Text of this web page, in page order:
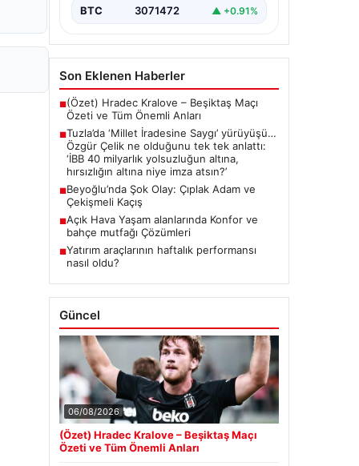
{ "title": "Tuzla'da 'Millet İradesine
ilçesinde…
BTC 3071472 ▲ +0.91%
Son Eklenen Haberler
■(Özet) Hradec Kralove – Beşiktaş Maçı
Özeti ve Tüm Önemli Anları
■Tuzla’da ‘Millet İradesine Saygı’ yürüyüşü…
Özgür Çelik ne olduğunu tek tek anlattı:
‘İBB 40 milyarlık yolsuzluğun altına,
hırsızlığın altına niye imza atsın?’
■Beyoğlu’nda Şok Olay: Çıplak Adam ve
Çekişmeli Kaçış
■Açık Hava Yaşam alanlarında Konfor ve
bahçe mutfağı Çözümleri
■Yatırım araçlarının haftalık performansı
nasıl oldu?
Güncel
06/08/2026
(Özet) Hradec Kralove – Beşiktaş Maçı
Özeti ve Tüm Önemli Anları